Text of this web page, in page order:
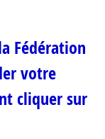
Fédération
votre
cliquer sur